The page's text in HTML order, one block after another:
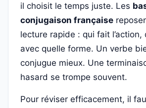
il choisit le temps juste. Les
conjugaison française
lecture rapide : qui fait l’action,
avec quelle forme. Un verbe
conjugue mieux. Une
hasard se trompe souvent.
Pour réviser efficacement, il